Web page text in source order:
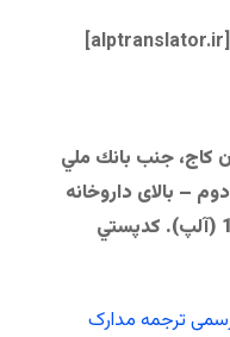
[alptranslator.ir]
كاج، جنب بانك ملي
پلاک 165،طبقه دوم – بالای داروخانه
ایساتیس – واحد 6، دفتر ترجمه 1386 (آلپ). كدپستي
رسمی ترجمه مدارک